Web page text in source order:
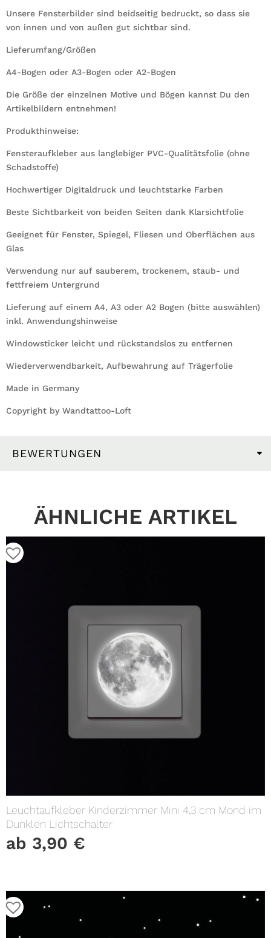
Unsere Fensterbilder sind beidseitig bedruckt, so dass sie
von innen und von außen gut sichtbar sind.
Lieferumfang/Größen
A4-Bogen oder A3-Bogen oder A2-Bogen
Die Größe der einzelnen Motive und Bögen kannst Du den
Artikelbildern entnehmen!
Produkthinweise:
Fensteraufkleber aus langlebiger PVC-Qualitätsfolie (ohne
Schadstoffe)
Hochwertiger Digitaldruck und leuchtstarke Farben
Beste Sichtbarkeit von beiden Seiten dank Klarsichtfolie
Geeignet für Fenster, Spiegel, Fliesen und Oberflächen aus
Glas
Verwendung nur auf sauberem, trockenem, staub- und
fettfreiem Untergrund
Lieferung auf einem A4, A3 oder A2 Bogen (bitte auswählen)
inkl. Anwendungshinweise
Windowsticker leicht und rückstandslos zu entfernen
Wiederverwendbarkeit, Aufbewahrung auf Trägerfolie
Made in Germany
Copyright by Wandtattoo-Loft
BEWERTUNGEN
ÄHNLICHE ARTIKEL
Leuchtaufkleber Kinderzimmer Mini 4,3 cm Mond im
Dunklen Lichtschalter
ab 3,90 €